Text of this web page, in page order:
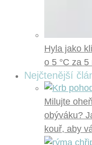
Hyla jako
o 5 °C za 5
Nejčtenější
Milujte
obýváku?
kouř, aby